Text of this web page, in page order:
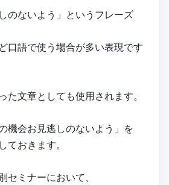
のないよう」というフレーズ
口語で使う場合が多い表現です
た文章としても使用されます。
機会お見逃しのないよう」を
ておきます。
セミナーにおいて、